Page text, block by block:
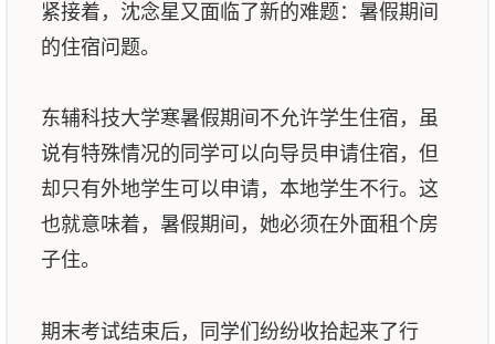
紧接着，沈念星又面临了新的难题：暑假期间
的住宿问题。
东辅科技大学寒暑假期间不允许学生住宿，虽
说有特殊情况的同学可以向导员申请住宿，但
却只有外地学生可以申请，本地学生不行。这
也就意味着，暑假期间，她必须在外面租个房
子住。
期末考试结束后，同学们纷纷收拾起来了行